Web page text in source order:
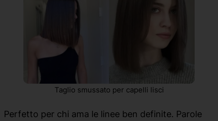
Taglio smussato per capelli lisci
Perfetto per chi ama le linee ben definite. Parole